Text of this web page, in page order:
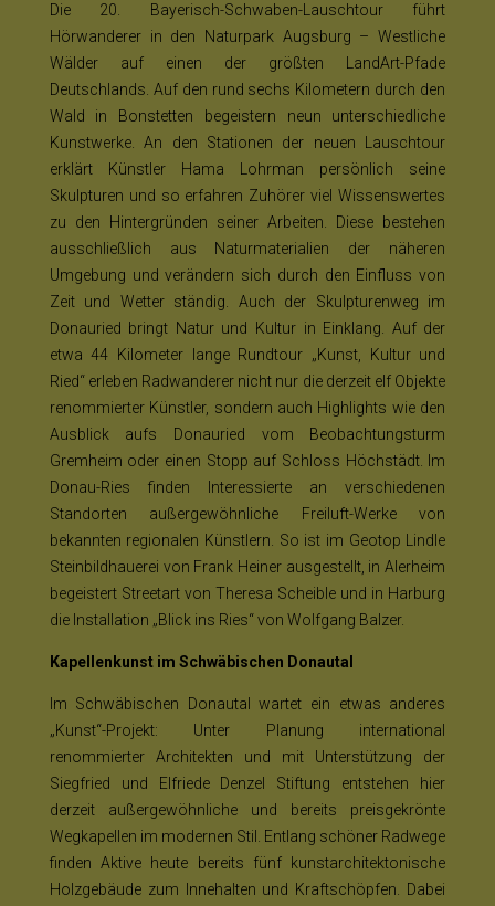
Die 20. Bayerisch-Schwaben-Lauschtour führt
Hörwanderer in den Naturpark Augsburg – Westliche
Wälder auf einen der größten LandArt-Pfade
Deutschlands. Auf den rund sechs Kilometern durch den
Wald in Bonstetten begeistern neun unterschiedliche
Kunstwerke. An den Stationen der neuen Lauschtour
erklärt Künstler Hama Lohrman persönlich seine
Skulpturen und so erfahren Zuhörer viel Wissenswertes
zu den Hintergründen seiner Arbeiten. Diese bestehen
ausschließlich aus Naturmaterialien der näheren
Umgebung und verändern sich durch den Einfluss von
Zeit und Wetter ständig. Auch der Skulpturenweg im
Donauried bringt Natur und Kultur in Einklang. Auf der
etwa 44 Kilometer lange Rundtour „Kunst, Kultur und
Ried“ erleben Radwanderer nicht nur die derzeit elf Objekte
renommierter Künstler, sondern auch Highlights wie den
Ausblick aufs Donauried vom Beobachtungsturm
Gremheim oder einen Stopp auf Schloss Höchstädt. Im
Donau-Ries finden Interessierte an verschiedenen
Standorten außergewöhnliche Freiluft-Werke von
bekannten regionalen Künstlern. So ist im Geotop Lindle
Steinbildhauerei von Frank Heiner ausgestellt, in Alerheim
begeistert Streetart von Theresa Scheible und in Harburg
die Installation „Blick ins Ries“ von Wolfgang Balzer.
Kapellenkunst im Schwäbischen Donautal
Im Schwäbischen Donautal wartet ein etwas anderes
„Kunst“-Projekt: Unter Planung international
renommierter Architekten und mit Unterstützung der
Siegfried und Elfriede Denzel Stiftung entstehen hier
derzeit außergewöhnliche und bereits preisgekrönte
Wegkapellen im modernen Stil. Entlang schöner Radwege
finden Aktive heute bereits fünf kunstarchitektonische
Holzgebäude zum Innehalten und Kraftschöpfen. Dabei